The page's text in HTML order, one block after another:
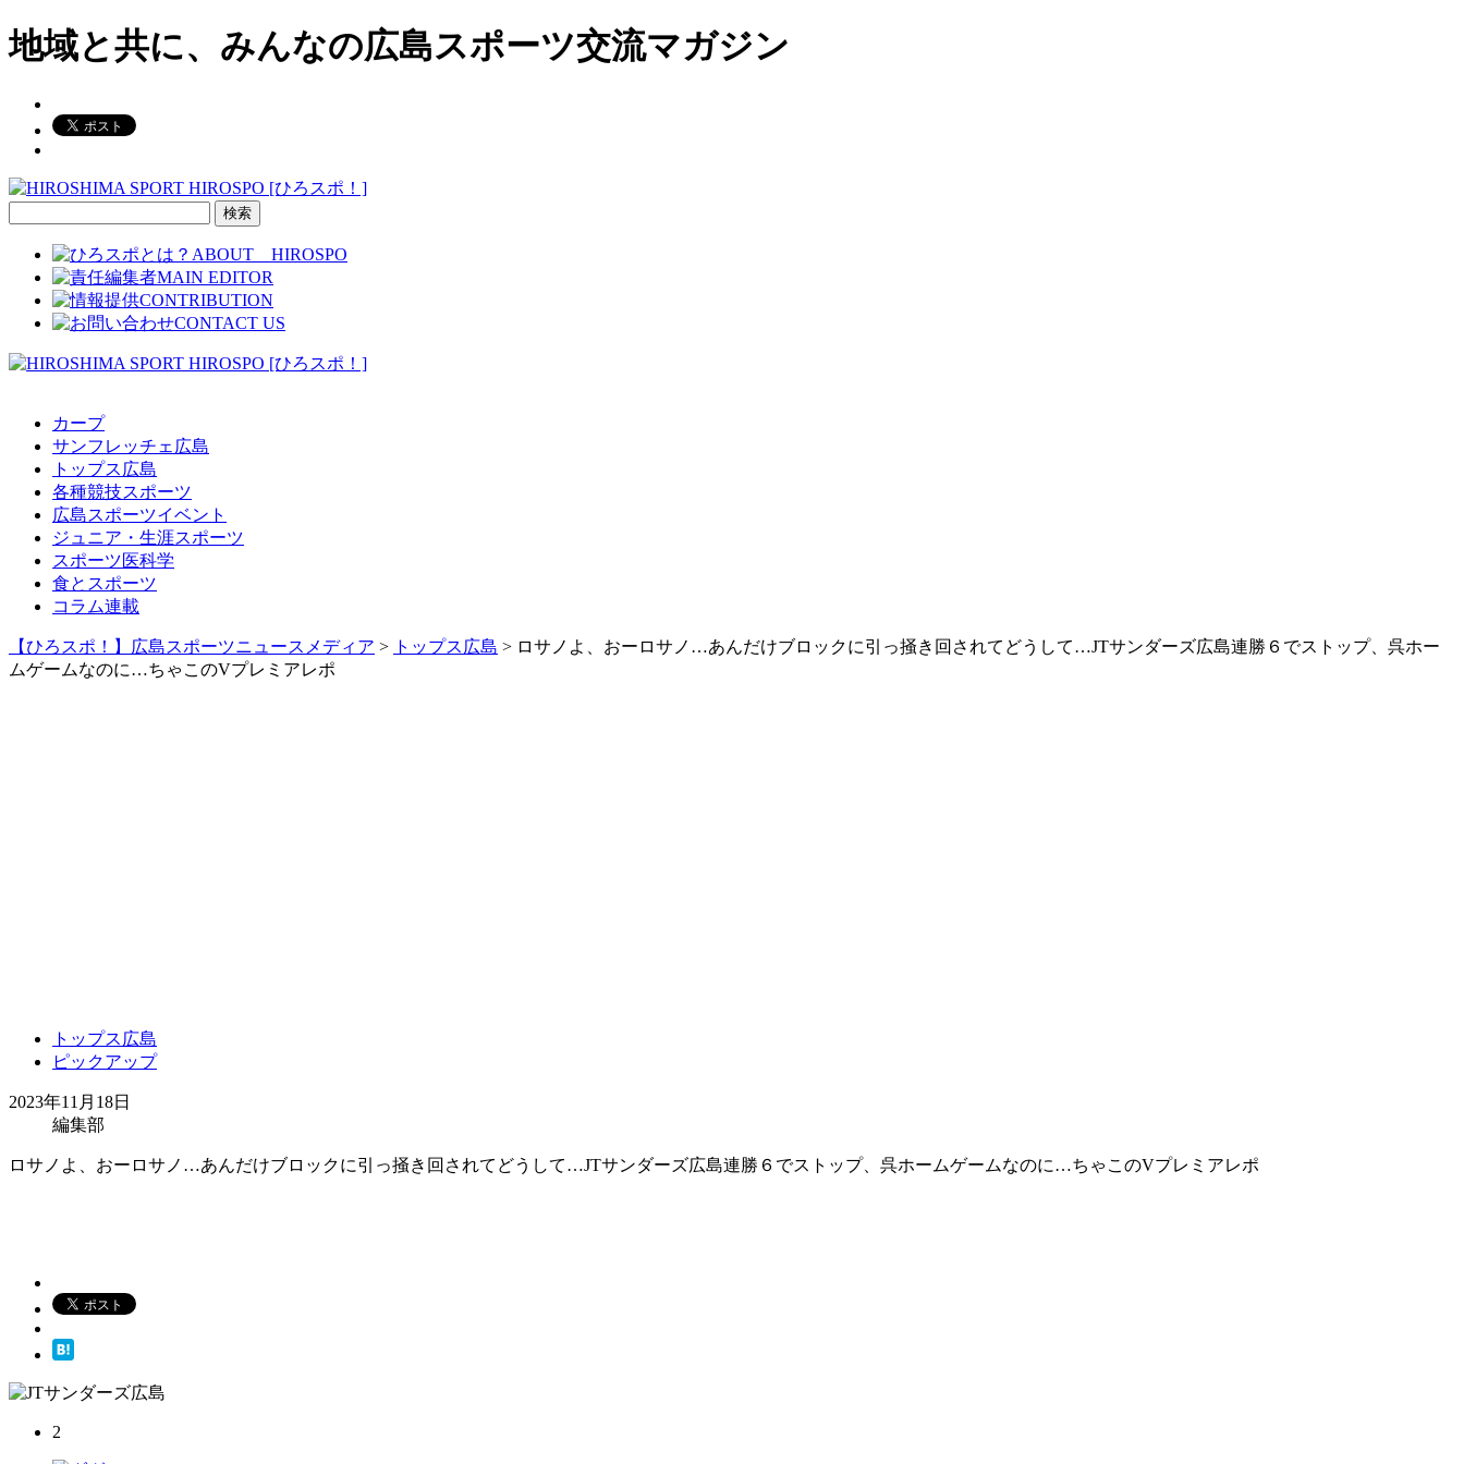
地域と共に、みんなの広島スポーツ交流マガジン
カープ
サンフレッチェ広島
トップス広島
各種競技スポーツ
広島スポーツイベント
ジュニア・生涯スポーツ
スポーツ医科学
食とスポーツ
コラム連載
【ひろスポ！】広島スポーツニュースメディア > トップス広島 > ロサノよ、おーロサノ…あんだけブロックに引っ掻き回されてどうして…JTサンダーズ広島連勝６でストップ、呉ホー
ムゲームなのに…ちゃこのVプレミアレポ
トップス広島
ピックアップ
2023年11月18日
編集部
ロサノよ、おーロサノ…あんだけブロックに引っ掻き回されてどうして…JTサンダーズ広島連勝６でストップ、呉ホームゲームなのに…ちゃこのVプレミアレポ
2